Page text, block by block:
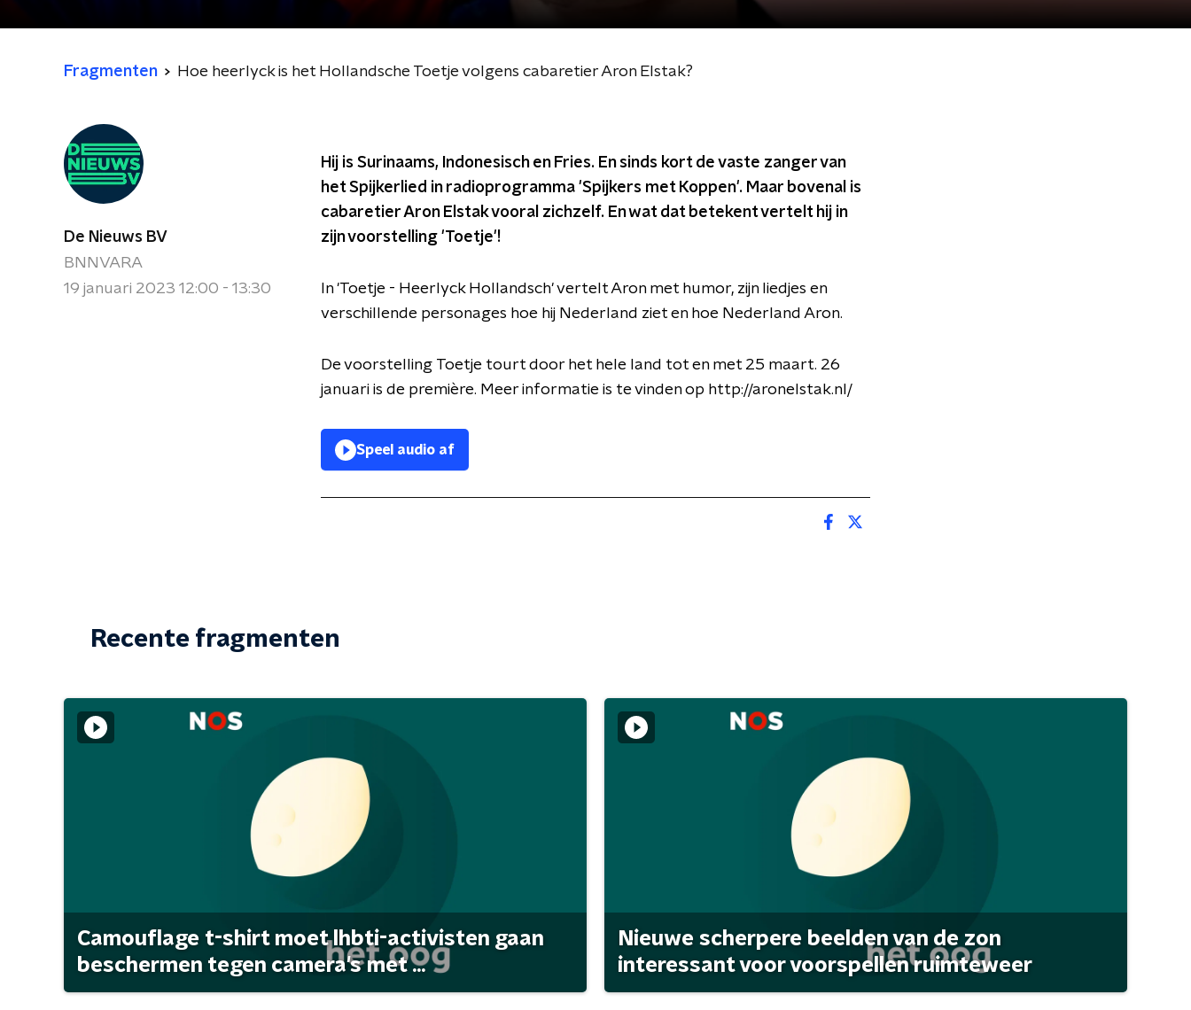
Fragmenten Hoe heerlyck is het Hollandsche Toetje volgens cabaretier Aron Elstak?
De Nieuws BV
BNNVARA
19 januari 2023 12:00 - 13:30
Hij is Surinaams, Indonesisch en Fries. En sinds kort de vaste zanger van
het Spijkerlied in radioprogramma 'Spijkers met Koppen'. Maar bovenal is
cabaretier Aron Elstak vooral zichzelf. En wat dat betekent vertelt hij in
zijn voorstelling 'Toetje'!
In 'Toetje - Heerlyck Hollandsch' vertelt Aron met humor, zijn liedjes en
verschillende personages hoe hij Nederland ziet en hoe Nederland Aron.
De voorstelling Toetje tourt door het hele land tot en met 25 maart. 26
januari is de première. Meer informatie is te vinden op http://aronelstak.nl/
Speel audio af
Recente fragmenten
Camouflage t-shirt moet lhbti-activisten gaan
beschermen tegen camera's met ...
Nieuwe scherpere beelden van de zon
interessant voor voorspellen ruimteweer